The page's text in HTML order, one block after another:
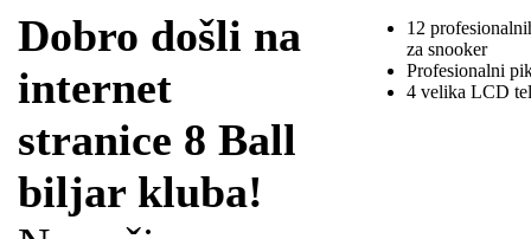
Dobro došli na
internet
stranice 8 Ball
biljar kluba!
12
za snooker
Profesionalni
4 velika LCD